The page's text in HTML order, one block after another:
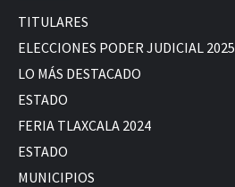
TITULARES
ELECCIONES PODER JUDICIAL 2025
LO MÁS DESTACADO
ESTADO
FERIA TLAXCALA 2024
ESTADO
MUNICIPIOS